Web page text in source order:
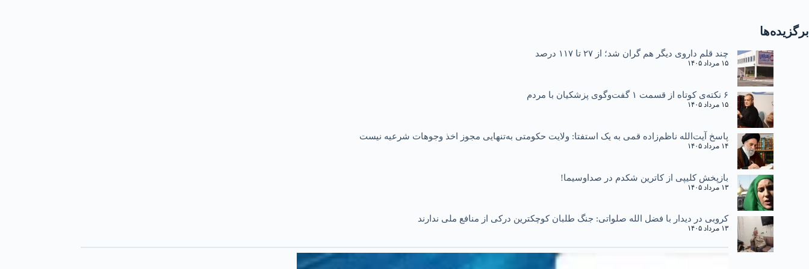
برگزیده‌ها
چند قلم داروی دیگر هم گران شد؛ از ۲۷ تا ۱۱۷ درصد
۱۵ مرداد ۱۴۰۵
۶ نکته‌ی کوتاه از قسمت ۱ گفت‌وگوی پزشکیان با مردم
۱۵ مرداد ۱۴۰۵
پاسخ آیت‌الله ناظم‌زاده قمی به یک استفتا: ولایت حکومتی به‌تنهایی مجوز اخذ وجوهات شرعیه نیست
۱۴ مرداد ۱۴۰۵
بازپخش کلیپی از کاترین شکدم در صداوسیما!
۱۳ مرداد ۱۴۰۵
کروبی در دیدار با فضل الله صلواتی: جنگ طلبان کوچکترین درکی از منافع ملی ندارند
۱۳ مرداد ۱۴۰۵